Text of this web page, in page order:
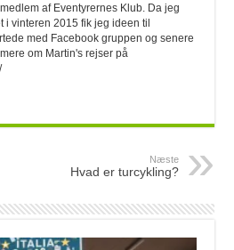
af Eventyrernes Klub. Da jeg
vinteren 2015 fik jeg ideen til
med Facebook gruppen og senere
om Martin's rejser på
Næste
Hvad er turcykling?